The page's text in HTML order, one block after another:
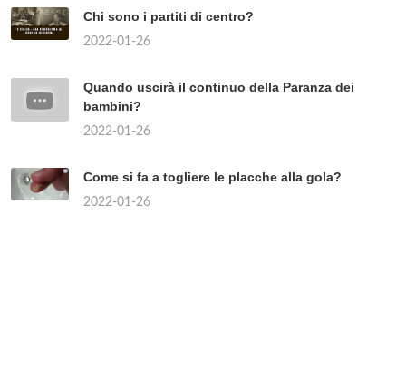
Chi sono i partiti di centro?
2022-01-26
Quando uscirà il continuo della Paranza dei
bambini?
2022-01-26
Come si fa a togliere le placche alla gola?
2022-01-26